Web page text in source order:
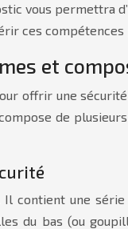
vous permettra
ces compétences
et
offrir une
de
une
du bas (ou